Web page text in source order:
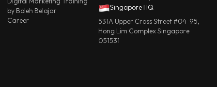
by Boleh Belajar
Career
Singapore HQ
531A Upper Cross Street #04-95,
Hong Lim Complex Singapore
051531